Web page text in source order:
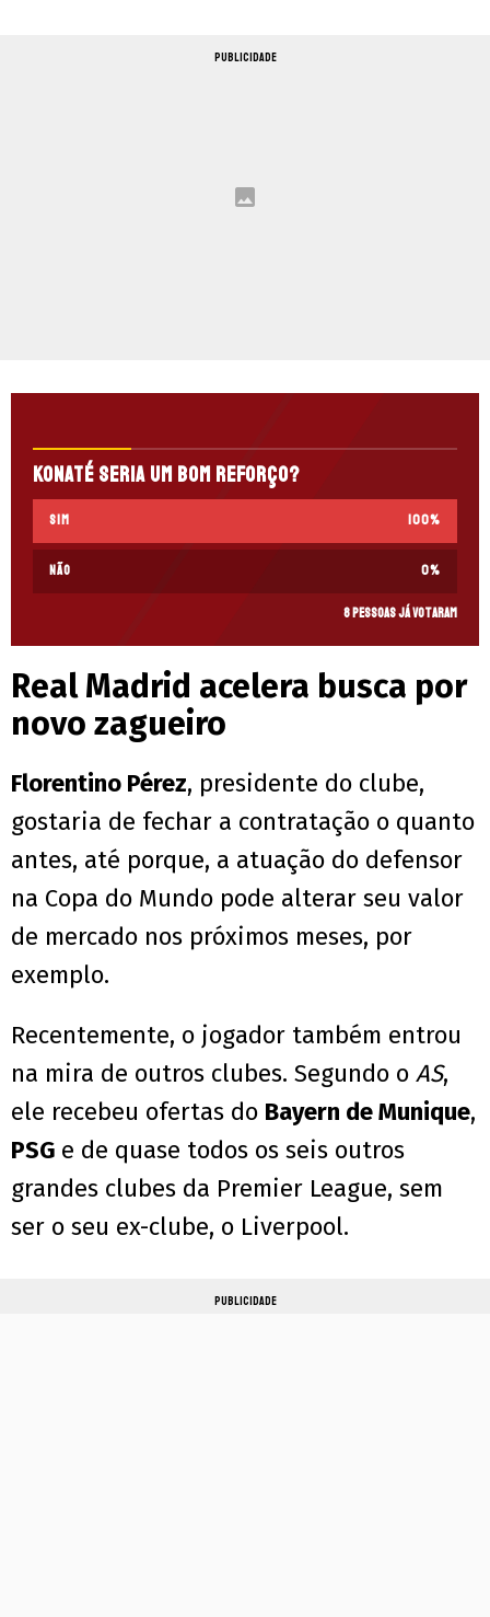
PUBLICIDADE
Konaté seria um bom reforço?
Sim 100%
Não 0%
8 pessoas já votaram
Real Madrid acelera busca por
novo zagueiro
Florentino Pérez, presidente do clube,
gostaria de fechar a contratação o quanto
antes, até porque, a atuação do defensor
na Copa do Mundo pode alterar seu valor
de mercado nos próximos meses, por
exemplo.
Recentemente, o jogador também entrou
na mira de outros clubes. Segundo o AS,
ele recebeu ofertas do Bayern de Munique,
PSG e de quase todos os seis outros
grandes clubes da Premier League, sem
ser o seu ex-clube, o Liverpool.
PUBLICIDADE